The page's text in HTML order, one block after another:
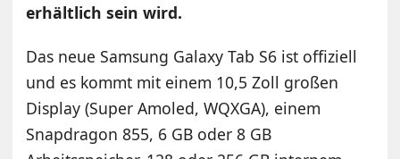
erhältlich sein wird.
Das neue Samsung Galaxy Tab S6 ist offiziell
und es kommt mit einem 10,5 Zoll großen
Display (Super Amoled, WQXGA), einem
Snapdragon 855, 6 GB oder 8 GB